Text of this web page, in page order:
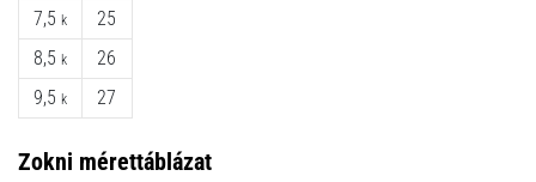
7,5 k
8,5 k
9,5 k
25
26
27
Zokni mérettáblázat